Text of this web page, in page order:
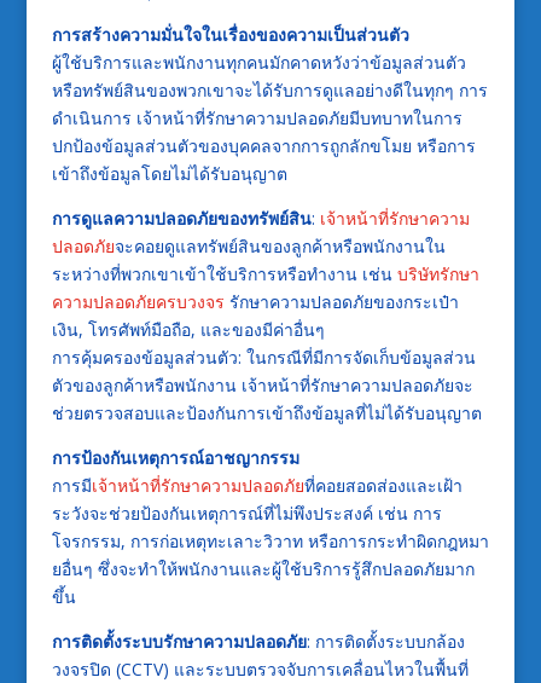
การสร้างความมั่นใจในเรื่องของความเป็นส่วนตัว
ผู้ใช้บริการและพนักงานทุกคนมักคาดหวังว่าข้อมูลส่วนตัว
หรือทรัพย์สินของพวกเขาจะได้รับการดูแลอย่างดีในทุกๆ การ
ดำเนินการ เจ้าหน้าที่รักษาความปลอดภัยมีบทบาทในการ
ปกป้องข้อมูลส่วนตัวของบุคคลจากการถูกลักขโมย หรือการ
เข้าถึงข้อมูลโดยไม่ได้รับอนุญาต
การดูแลความปลอดภัยของทรัพย์สิน: เจ้าหน้าที่รักษาความ
ปลอดภัยจะคอยดูแลทรัพย์สินของลูกค้าหรือพนักงานใน
ระหว่างที่พวกเขาเข้าใช้บริการหรือทำงาน เช่น บริษัทรักษา
ความปลอดภัยครบวงจร รักษาความปลอดภัยของกระเป๋า
เงิน, โทรศัพท์มือถือ, และของมีค่าอื่นๆ
การคุ้มครองข้อมูลส่วนตัว: ในกรณีที่มีการจัดเก็บข้อมูลส่วน
ตัวของลูกค้าหรือพนักงาน เจ้าหน้าที่รักษาความปลอดภัยจะ
ช่วยตรวจสอบและป้องกันการเข้าถึงข้อมูลที่ไม่ได้รับอนุญาต
การป้องกันเหตุการณ์อาชญากรรม
การมีเจ้าหน้าที่รักษาความปลอดภัยที่คอยสอดส่องและเฝ้า
ระวังจะช่วยป้องกันเหตุการณ์ที่ไม่พึงประสงค์ เช่น การ
โจรกรรม, การก่อเหตุทะเลาะวิวาท หรือการกระทำผิดกฎหมา
ยอื่นๆ ซึ่งจะทำให้พนักงานและผู้ใช้บริการรู้สึกปลอดภัยมาก
ขึ้น
การติดตั้งระบบรักษาความปลอดภัย: การติดตั้งระบบกล้อง
วงจรปิด (CCTV) และระบบตรวจจับการเคลื่อนไหวในพื้นที่